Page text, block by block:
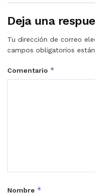
Deja una
Tu dirección de correo
campos obligatorios
Comentario *
Nombre *